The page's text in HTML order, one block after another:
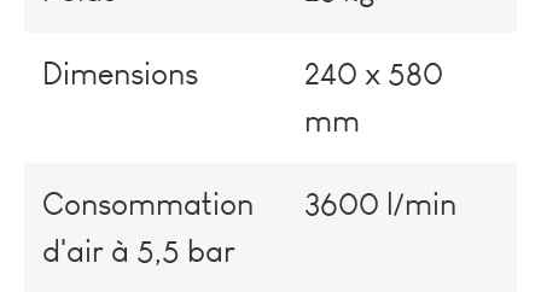
Dimensions
240 x 580
mm
Consommation
d'air à 5,5 bar
3600 l/min